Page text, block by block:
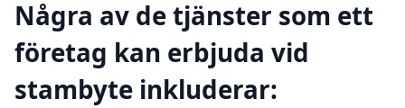
Några av de tjänster som ett
företag kan erbjuda vid
stambyte inkluderar: